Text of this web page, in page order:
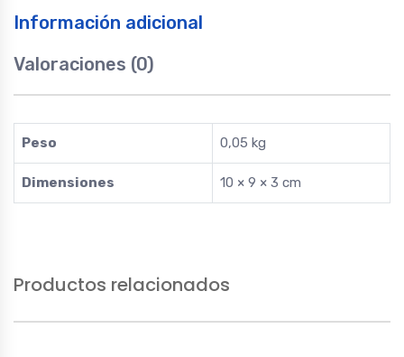
2.0
quantity
Información adicional
Valoraciones (0)
Peso 0,05 kg
Dimensiones 10 × 9 × 3 cm
Productos relacionados